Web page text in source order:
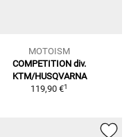
MOTOISM
COMPETITION div.
KTM/HUSQVARNA
119,90 €1